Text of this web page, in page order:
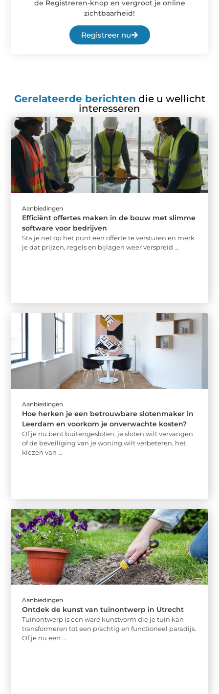
de Registreren-knop en vergroot je online
zichtbaarheid!
Registreer nu
Gerelateerde berichten die u wellicht
interesseren
Aanbiedingen
Efficiënt offertes maken in de bouw met slimme
software voor bedrijven
Sta je net op het punt een offerte te versturen en merk
je dat prijzen, regels en bijlagen weer verspreid ...
Aanbiedingen
Hoe herken je een betrouwbare slotenmaker in
Leerdam en voorkom je onverwachte kosten?
Of je nu bent buitengesloten, je sloten wilt vervangen
of de beveiliging van je woning wilt verbeteren, het
kiezen van ...
Aanbiedingen
Ontdek de kunst van tuinontwerp in Utrecht
Tuinontwerp is een ware kunstvorm die je tuin kan
transformeren tot een prachtig en functioneel paradijs.
Of je nu een ...